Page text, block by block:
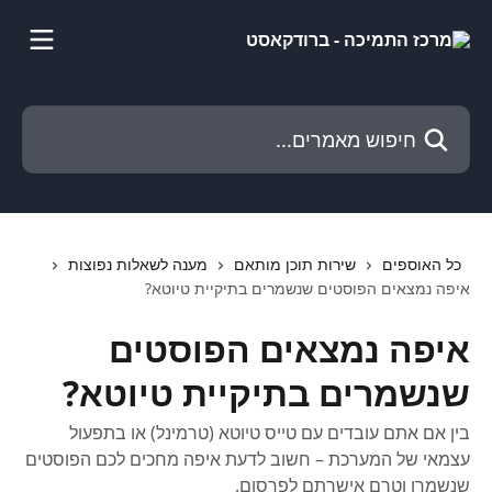
חיפוש מאמרים...
כל האוספים שירות תוכן מותאם
מענה לשאלות נפוצות
איפה נמצאים הפוסטים שנשמרים בתיקיית טיוטא?
איפה נמצאים הפוסטים
שנשמרים בתיקיית טיוטא?
בין אם אתם עובדים עם טייס טיוטא (טרמינל) או בתפעול
עצמאי של המערכת – חשוב לדעת איפה מחכים לכם הפוסטים
שנשמרו וטרם אישרתם לפרסום.